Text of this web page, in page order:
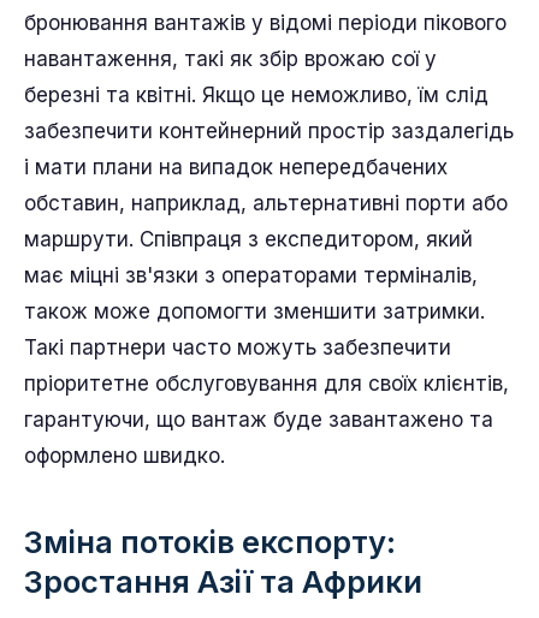
бронювання вантажів у відомі періоди пікового
навантаження, такі як збір врожаю сої у
березні та квітні. Якщо це неможливо, їм слід
забезпечити контейнерний простір заздалегідь
і мати плани на випадок непередбачених
обставин, наприклад, альтернативні порти або
маршрути. Співпраця з експедитором, який
має міцні зв'язки з операторами терміналів,
також може допомогти зменшити затримки.
Такі партнери часто можуть забезпечити
пріоритетне обслуговування для своїх клієнтів,
гарантуючи, що вантаж буде завантажено та
оформлено швидко.
Зміна потоків експорту:
Зростання Азії та Африки